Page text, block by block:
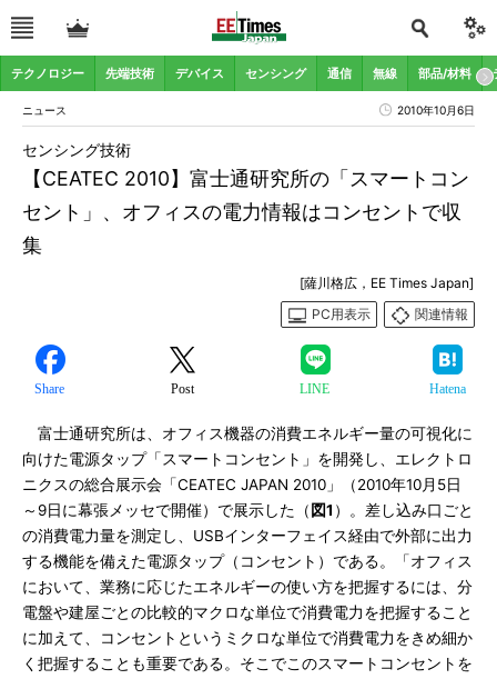
テクノロジー 先端技術 デバイス センシング 通信 無線 部品/材料
ニュース 2010年10月6日
【CEATEC 2010】富士通研究所の「スマートコン
セント」、オフィスの電力情報はコンセントで収
集
センシング技術
[薩川格広，EE Times Japan]
PC用表示
関連情報
Share Post LINE Hatena
富士通研究所は、オフィス機器の消費エネルギー量の可視化に
向けた電源タップ「スマートコンセント」を開発し、エレクトロ
ニクスの総合展示会「CEATEC JAPAN 2010」（2010年10月5日
～9日に幕張メッセで開催）で展示した（ 図1 ）。差し込み口ごと
の消費電力量を測定し、USBインターフェイス経由で外部に出力
する機能を備えた電源タップ（コンセント）である。「オフィス
において、業務に応じたエネルギーの使い方を把握するには、分
電盤や建屋ごとの比較的マクロな単位で消費電力を把握すること
に加えて、コンセントというミクロな単位で消費電力をきめ細か
く把握することも重要である。そこでこのスマートコンセントを